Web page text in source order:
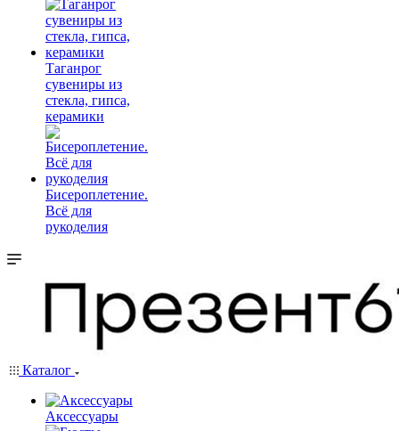
Таганрог
сувениры из
стекла, гипса,
керамики
Бисероплетение.
Всё для
рукоделия
Каталог
Аксессуары